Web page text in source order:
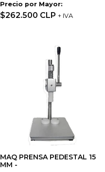
Precio por Mayor:
$262.500 CLP + IVA
MAQ PRENSA PEDESTAL 15
MM -